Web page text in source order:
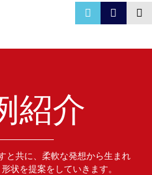
紹介
と共に、柔軟な発想から生まれ
状を提案をしていきます。